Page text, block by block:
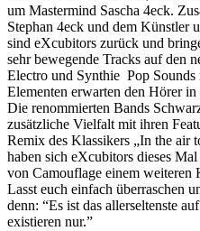
um Mastermind Sascha 4eck.
Stephan 4eck und dem Künstler
sind eXcubitors zurück und
sehr bewegende Tracks auf den
Electro und Synthie Pop Sounds
Elementen erwarten den Hörer
Die renommierten Bands
zusätzliche Vielfalt mit ihren
Remix des Klassikers „In the air
haben sich eXcubitors dieses
von Camouflage einem weiteren
Lasst euch einfach überraschen
denn: “Es ist das allerseltenste
existieren nur.”